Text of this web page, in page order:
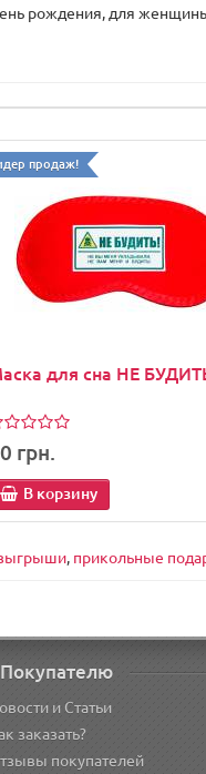
рождения, для
продаж!
для сна НЕ
грн.
В корзину
, прикольные
Покупателю
и Статьи
заказать?
покупателей